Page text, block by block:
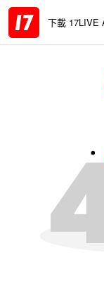
下載 17LIVE